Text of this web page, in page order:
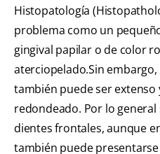
Histopatología
problema como un
gingival papilar o de color
aterciopelado.Sin
también puede ser extenso
redondeado. Por lo general
dientes frontales, aunque
también puede